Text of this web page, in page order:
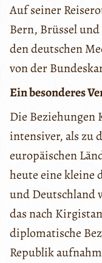
Auf seiner
Bern, Brüssel
den deutschen
von der
Ein besonderes
Die Beziehungen
intensiver, als zu
europäischen
heute eine kleine
und Deutschland
das nach
diplomatische
Republik